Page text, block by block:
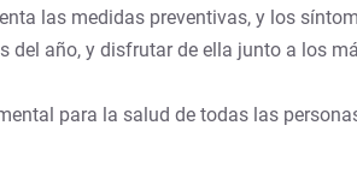
las medidas preventivas, y los
del año, y disfrutar de ella junto a los
para la salud de todas las